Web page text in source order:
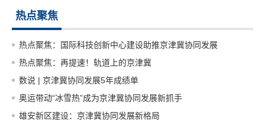
热点聚焦
热点聚焦：国际科技创新中心建设助推京津冀协同发展
热点聚焦：再提速！轨道上的京津冀
数说 | 京津冀协同发展5年成绩单
奥运带动“冰雪热”成为京津冀协同发展新抓手
雄安新区建设：京津冀协同发展新格局